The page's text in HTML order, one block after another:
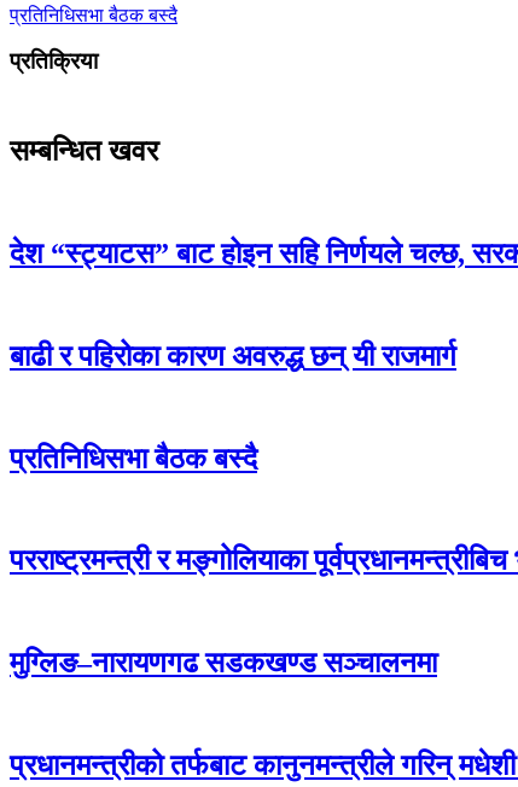
प्रतिनिधिसभा बैठक बस्दै
प्रतिक्रिया
सम्बन्धित खवर
देश “स्ट्याटस” बाट होइन सहि निर्णयले चल्छ,
बाढी र पहिरोका कारण अवरुद्ध छन् यी राजमार्ग
प्रतिनिधिसभा बैठक बस्दै
परराष्ट्रमन्त्री र मङ्गोलियाका पूर्वप्रधानमन्त्रीबिच
मुग्लिङ–नारायणगढ सडकखण्ड सञ्चालनमा
प्रधानमन्त्रीको तर्फबाट कानुनमन्त्रीले गरिन्